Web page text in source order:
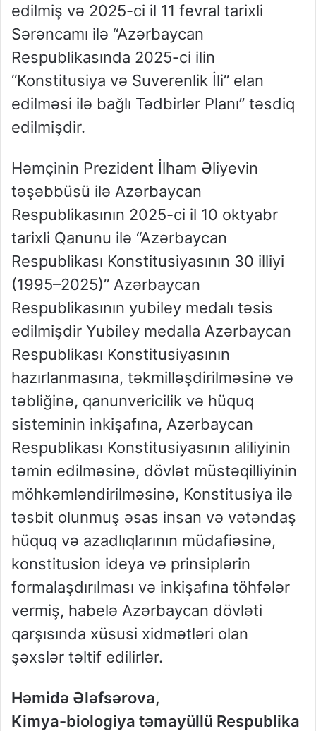
edilmiş və 2025-ci il 11 fevral tarixli
Sərəncamı ilə “Azərbaycan
Respublikasında 2025-ci ilin
“Konstitusiya və Suverenlik İli” elan
edilməsi ilə bağlı Tədbirlər Planı” təsdiq
edilmişdir.
Həmçinin Prezident İlham Əliyevin
təşəbbüsü ilə Azərbaycan
Respublikasının 2025-ci il 10 oktyabr
tarixli Qanunu ilə “Azərbaycan
Respublikası Konstitusiyasının 30 illiyi
(1995–2025)” Azərbaycan
Respublikasının yubiley medalı təsis
edilmişdir Yubiley medalla Azərbaycan
Respublikası Konstitusiyasının
hazırlanmasına, təkmilləşdirilməsinə və
təbliğinə, qanunvericilik və hüquq
sisteminin inkişafına, Azərbaycan
Respublikası Konstitusiyasının aliliyinin
təmin edilməsinə, dövlət müstəqilliyinin
möhkəmləndirilməsinə, Konstitusiya ilə
təsbit olunmuş əsas insan və vətəndaş
hüquq və azadlıqlarının müdafiəsinə,
konstitusion ideya və prinsiplərin
formalaşdırılması və inkişafına töhfələr
vermiş, habelə Azərbaycan dövləti
qarşısında xüsusi xidmətləri olan
şəxslər təltif edilirlər.
Həmidə Ələfsərova,
Kimya-biologiya təmayüllü Respublika